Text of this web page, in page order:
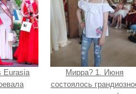
Eurasia
Мирра? 1. Июня
состоялось